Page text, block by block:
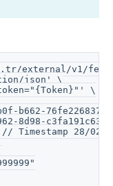
external/v1/
json' \
\
b662-
8d98-
Timestamp 28/02/